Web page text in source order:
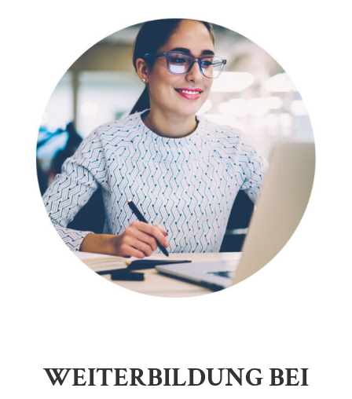
WEITERBILDUNG BEI